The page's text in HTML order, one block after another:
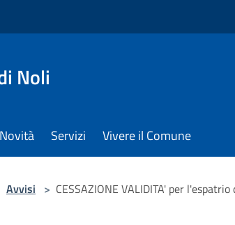
Noli
Novità Servizi Vivere il Comune
Avvisi > CESSAZIONE VALIDITA' per